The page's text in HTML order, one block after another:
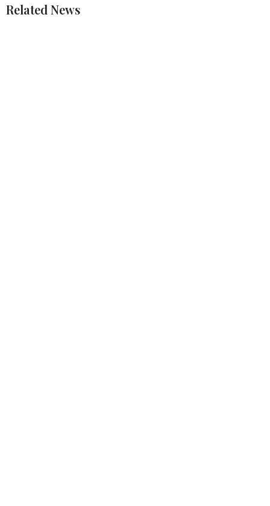
Related News